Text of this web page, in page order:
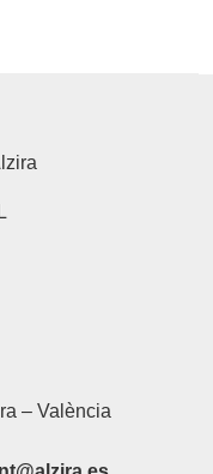
– València